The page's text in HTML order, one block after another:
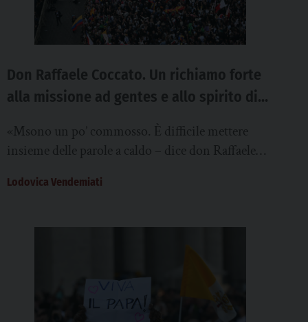
Don Raffaele Coccato. Un richiamo forte
alla missione ad gentes e allo spirito di
«Msono un po’ commosso. È difficile mettere
insieme delle parole a caldo – dice don Raffaele
della Diocesi...
Lodovica Vendemiati